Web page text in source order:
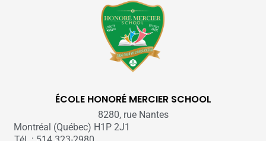
ÉCOLE HONORÉ MERCIER SCHOOL
8280, rue Nantes
Montréal (Québec) H1P 2J1